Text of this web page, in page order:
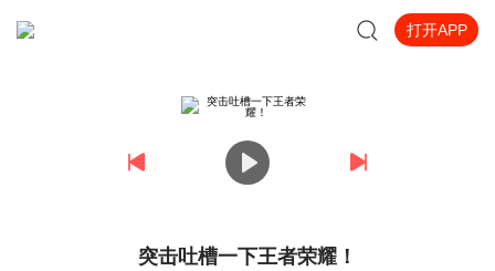
打开APP
突击吐槽一下王者荣耀！